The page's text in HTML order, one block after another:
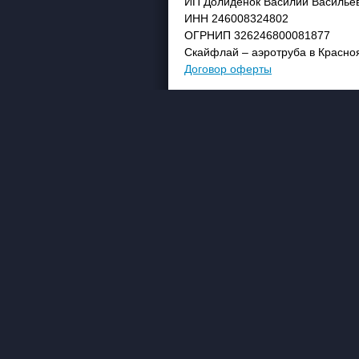
ИНН 246008324802
ОГРНИП 326246800081877
Скайфлай – аэротруба в
Договор оферты